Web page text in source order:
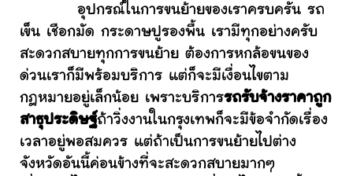
อุปกรณ์ในการขนย้ายของเราครบครัน รถ
เข็น เชือกมัด กระดาษปูรองพื้น เรามีทุกอย่างครับ
สะดวกสบายทุกการขนย้าย ต้องการหกล้อขนของ
ด่วนเราก็มีพร้อมบริการ แต่ก็จะมีเงื่อนไขตาม
กฎหมายอยู่เล็กน้อย เพราะบริการรถรับจ้างราคาถูก
สาธุประดิษฐ์ถ้าวิ่งงานในกรุงเทพก็จะมีข้อจำกัดเรื่อง
เวลาอยู่พอสมควร แต่ถ้าเป็นการขนย้ายไปต่าง
จังหวัดอันนี้ค่อนข้างที่จะสะดวกสบายมากๆ